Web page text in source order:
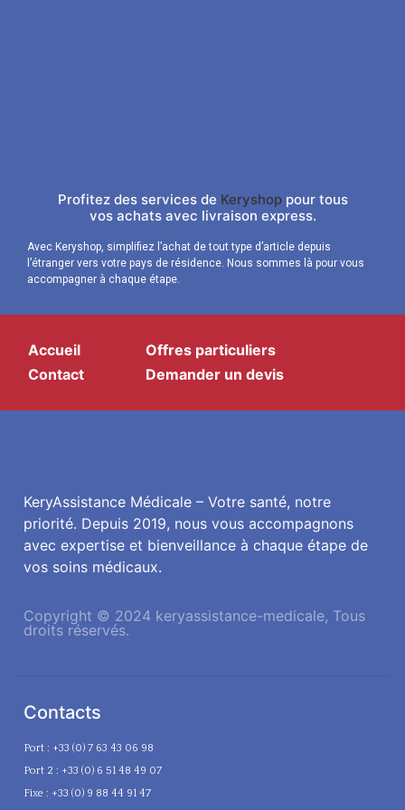
Profitez des services de Keryshop pour tous
vos achats avec livraison express.
Avec Keryshop, simplifiez l’achat de tout type d’article depuis
l’étranger vers votre pays de résidence. Nous sommes là pour vous
accompagner à chaque étape.
Accueil
Offres particuliers
Contact
Demander un devis
KeryAssistance Médicale – Votre santé, notre
priorité. Depuis 2019, nous vous accompagnons
avec expertise et bienveillance à chaque étape de
vos soins médicaux.
Copyright © 2024 keryassistance-medicale, Tous
droits réservés.
Contacts
Port : +33 (0) 7 63 43 06 98
Port 2 : +33 (0) 6 51 48 49 07
Fixe : +33 (0) 9 88 44 91 47